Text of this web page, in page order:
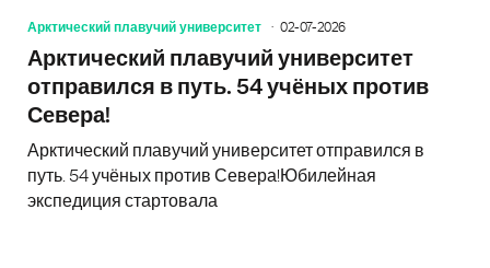
Арктический плавучий университет 02-07-2026
Арктический плавучий университет
отправился в путь. 54 учёных против
Севера!
Арктический плавучий университет отправился в
путь. 54 учёных против Севера!Юбилейная
экспедиция стартовала